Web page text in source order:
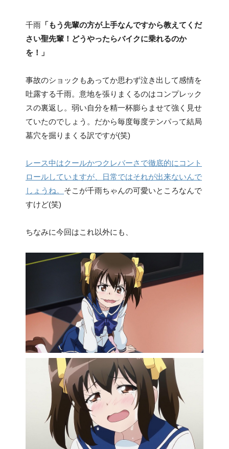
千雨 「もう先輩の方が上手なんですから教えてくだ
さい聖先輩！どうやったらバイクに乗れるのか
を！」
事故のショックもあってか思わず泣き出して感情を
吐露する千雨。意地を張りまくるのはコンプレック
スの裏返し。弱い自分を精一杯膨らませて強く見せ
ていたのでしょう。だから毎度毎度テンパって結局
墓穴を掘りまくる訳ですが(笑)
レース中はクールかつクレバーさで徹底的にコント
ロールしていますが、日常ではそれが出来ないんで
しょうね。 そこが千雨ちゃんの可愛いところなんで
すけど(笑)
ちなみに今回はこれ以外にも、